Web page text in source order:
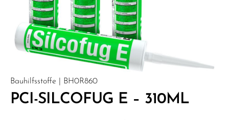
Bauhilfsstoffe | BH0R860
PCI-SILCOFUG E – 310ML